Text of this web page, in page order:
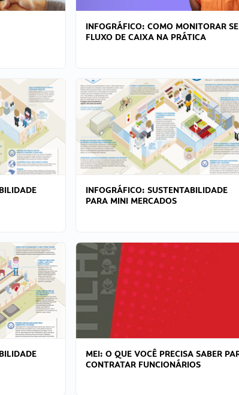
INFOGRÁFICO: COMO MONITORAR
FLUXO DE CAIXA NA PRÁTICA
INFOGRÁFICO: SUSTENTABILIDADE
PARA MINI MERCADOS
MEI: O QUE VOCÊ PRECISA SABER
CONTRATAR FUNCIONÁRIOS